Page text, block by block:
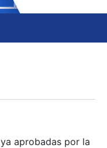
ya aprobadas por la